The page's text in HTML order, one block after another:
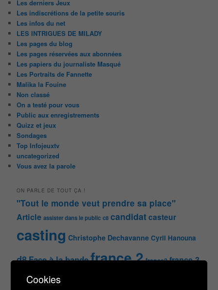
Les derniers Jeux
Les indiscrétions de la petite souris
Les infos du net
LES INTRIGUES DE MILADY
Les pages du blog
Les pages réservées aux abonnées
Les papiers du journaliste Masqué
Les Portraits de Fannette
Malika la Fouine
Non classé
On a testé pour vous
Public aux enregistrements
Quizz et jeux
Sondages
Top Infojeuxtv
uncategorized
Vous avez la parole
ON PARLE DE TOUT ÇA !
"Tout le monde veut prendre sa place"
Article assister dans le public c8 candidatcasteur
casting Christophe Dechavanne Cyril Hanouna
d8Face à la bandefrance 2 france2 france 3
indiscrétions
Cookies